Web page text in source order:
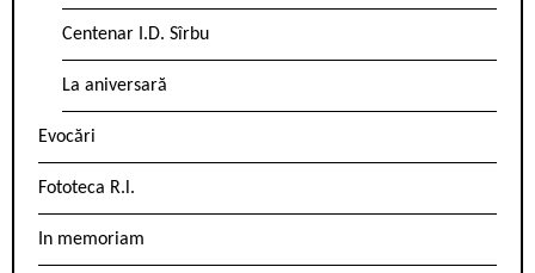
Centenar I.D. Sîrbu
La aniversară
Evocări
Fototeca R.l.
In memoriam